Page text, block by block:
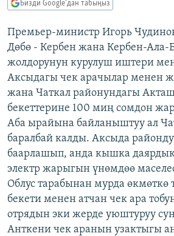
ЭКСПЕРТТЕР ТАЛДАЙТ
БИЗ ЖАНА ДҮЙНӨ
ДАНИСТЕ
ЭЖЕ-СИҢДИЛЕР
ЫҢГАЙСЫЗ СУРООЛОР
ӨЗГӨЧӨ ПИКИР
Русский
ОНЛАЙН ШЕРИНЕ
ЭЕ/АРнун бардык сайттары
Бизди Google'дан табыңыз
Премьер-министр Игорь
Дөбө - Кербен жана Кербен-Ала-
жолдорунун курулуш иштери
Аксыдагы чек арачылар менен
жана Чаткал районундагы
бекеттерине 100 миң сомдон
Аба ырайына байланыштуу ал
баралбай калды. Аксыда
баарлашып, анда кышка
электр жарыгын үнөмдөө
Облус тарабынан мурда өкмөткө
бекети менен атчан чек ара
отрядын эки жерде уюштуруу
Анткени чек аранын узактыгы